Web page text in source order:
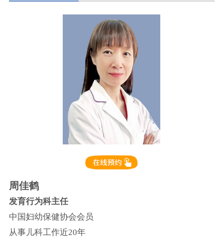
周佳鹤
发育行为科主任
中国妇幼保健协会会员
从事儿科工作近20年